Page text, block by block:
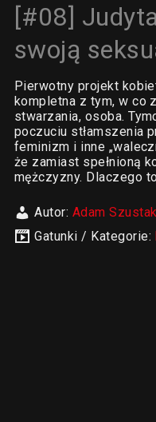
[#08]
swoją
Pierwotny projekt
kompletna z tym, w co
stwarzania, osoba.
poczuciu stłamszenia
feminizm i inne
że zamiast spełnioną
mężczyzny. Dlaczego
Autor: Adam
Gatunki / Kategorie: